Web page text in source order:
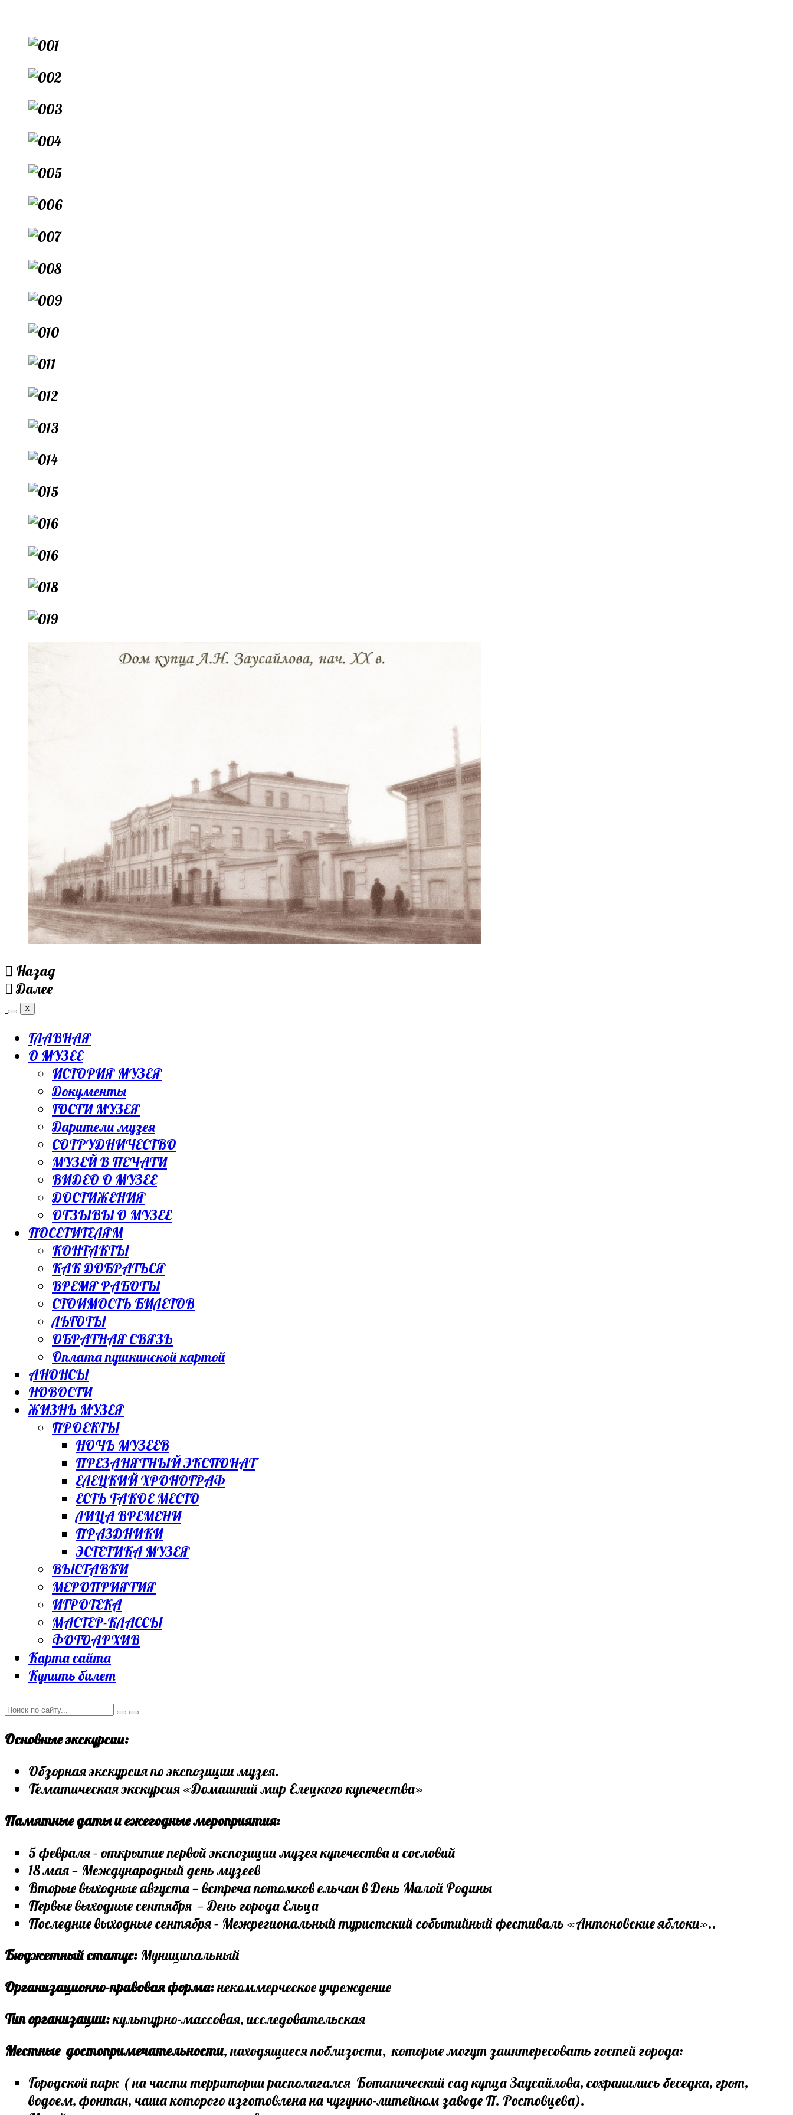
содержимому
Назад
Далее
X
ГЛАВНАЯ
О МУЗЕЕ
ИСТОРИЯ МУЗЕЯ
Документы
ГОСТИ МУЗЕЯ
Дарители музея
СОТРУДНИЧЕСТВО
МУЗЕЙ В ПЕЧАТИ
ВИДЕО О МУЗЕЕ
ДОСТИЖЕНИЯ
ОТЗЫВЫ О МУЗЕЕ
ПОСЕТИТЕЛЯМ
КОНТАКТЫ
КАК ДОБРАТЬСЯ
ВРЕМЯ РАБОТЫ
СТОИМОСТЬ БИЛЕТОВ
ЛЬГОТЫ
ОБРАТНАЯ СВЯЗЬ
Оплата пушкинской картой
АНОНСЫ
НОВОСТИ
ЖИЗНЬ МУЗЕЯ
ПРОЕКТЫ
НОЧЬ МУЗЕЕВ
ПРЕЗАНЯТНЫЙ ЭКСПОНАТ
ЕЛЕЦКИЙ ХРОНОГРАФ
ЕСТЬ ТАКОЕ МЕСТО
ЛИЦА ВРЕМЕНИ
ПРАЗДНИКИ
ЭСТЕТИКА МУЗЕЯ
ВЫСТАВКИ
МЕРОПРИЯТИЯ
ИГРОТЕКА
МАСТЕР-КЛАССЫ
ФОТОАРХИВ
Карта сайта
Купить билет
Основные экскурсии:
Обзорная экскурсия по экспозиции музея.
Тематическая экскурсия «Домашний мир Елецкого купечества»
Памятные даты и ежегодные мероприятия:
5 февраля – открытие первой экспозиции музея купечества и сословий
18 мая — Международный день музеев
Вторые выходные августа — встреча потомков ельчан в День Малой Родины
Первые выходные сентября — День города Ельца
Последние выходные сентября – Межрегиональный туристский событийный фестиваль «Антоновские яблоки»..
Бюджетный статус: Муниципальный
Организационно-правовая форма:некоммерческое учреждение
Тип организации:культурно-массовая, исследовательская
Местные достопримечательности, находящиеся поблизости, которые могут заинтересовать гостей города:
Городской парк ( на части территории располагался Ботанический сад купца Заусайлова, сохранились беседка, грот,
водоем, фонтан, чаша которого изготовлена на чугунно-литейном заводе П. Ростовцева).